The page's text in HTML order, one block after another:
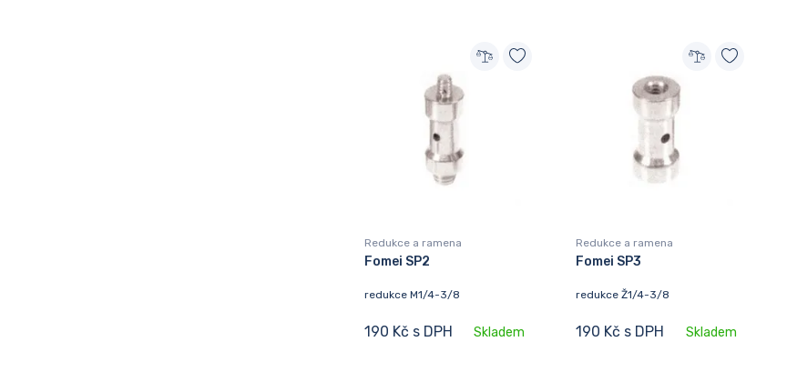
Redukce a ramena
Fomei SP2
redukce M1/4-3/8
190 Kč s DPH Skladem
Redukce a ramena
Fomei SP3
redukce Ž1/4-3/8
190 Kč s DPH Skladem